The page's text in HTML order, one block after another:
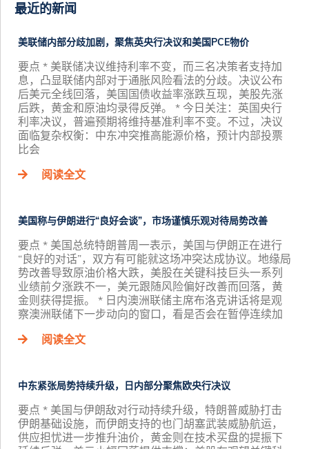
最近的新闻
美联储内部分歧加剧，聚焦英央行决议和美国PCE物价
要点 * 美联储决议维持利率不变，而三名决策者支持加
息，凸显联储内部对于通胀风险看法的分歧。决议公布
后美元全线回落，美国国债收益率涨跌互现，美股先涨
后跌，黄金和原油均录得反弹。 * 今日关注：英国央行
利率决议，普遍预期将维持基准利率不变。不过，决议
面临复杂权衡：中东冲突推高能源价格，预计内部投票
比会
阅读全文
美国称与伊朗进行“良好会谈”，市场谨慎乐观对待局势改善
要点 * 美国总统特朗普周一表示，美国与伊朗正在进行
“良好的对话”，双方有可能就这场冲突达成协议。地缘局
势改善导致原油价格大跌，美股在关键科技巨头一系列
业绩前夕涨跌不一，美元跟随风险偏好改善而回落，黄
金则获得提振。 * 日内澳洲联储主席布洛克讲话将是观
察澳洲联储下一步动向的窗口，看是否会在暂停连续加
阅读全文
中东紧张局势持续升级，日内部分聚焦欧央行决议
要点 * 美国与伊朗敌对行动持续升级，特朗普威胁打击
伊朗基础设施，而伊朗支持的也门胡塞武装威胁航运，
供应担忧进一步推升油价，黄金则在技术买盘的提振下